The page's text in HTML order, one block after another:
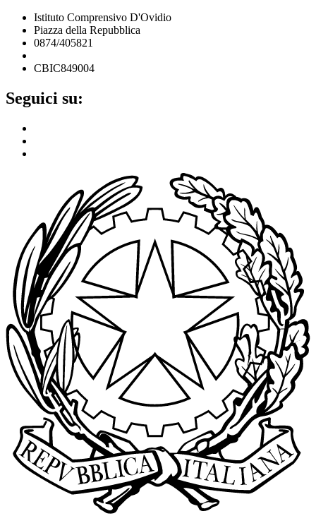
Istituto Comprensivo D'Ovidio
Piazza della Repubblica
0874/405821
CBIC849004
Seguici su: